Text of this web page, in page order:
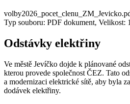
Typ souboru: PDF dokument, Velikost:
Odstávky elektřiny
Ve městě Jevíčko dojde k plánované
kterou provede společnost ČEZ. Tato
a modernizaci elektrické sítě, aby byla
dodávek elektřiny.